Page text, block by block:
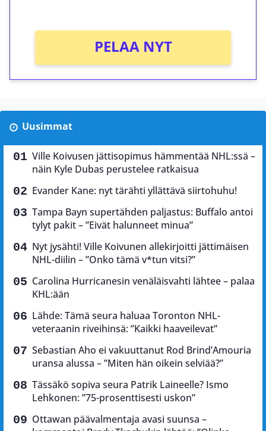
PELAA NYT
Uusimmat
Ville Koivusen jättisopimus hämmentää NHL:ssä –
näin Kyle Dubas perustelee ratkaisua
Evander Kane: nyt tärähti yllättävä siirtohuhu!
Tampa Bayn supertähden paljastus: Buffalo antoi
tylyt pakit – ”Eivät halunneet minua”
Nyt jysähti! Ville Koivunen allekirjoitti jättimäisen
NHL-diilin – ”Onko tämä v*tun vitsi?”
Carolina Hurricanesin venäläisvahti lähtee – palaa
KHL:ään
Lähde: Tämä seura haluaa Toronton NHL-
veteraanin riveihinsä: ”Kaikki haaveilevat”
Sebastian Aho ei vakuuttanut Rod Brind’Amouria
uransa alussa – ”Miten hän oikein selviää?”
Tässäkö sopiva seura Patrik Laineelle? Ismo
Lehkonen: ”75-prosenttisesti uskon”
Ottawan päävalmentaja avasi suunsa –